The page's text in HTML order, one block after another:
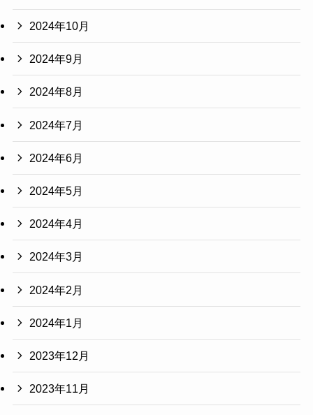
2024年10月
2024年9月
2024年8月
2024年7月
2024年6月
2024年5月
2024年4月
2024年3月
2024年2月
2024年1月
2023年12月
2023年11月